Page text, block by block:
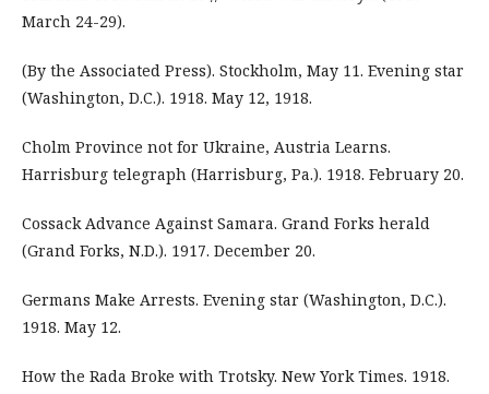
March 24-29).
(By the Associated Press). Stockholm, May 11. Evening star
(Washington, D.C.). 1918. May 12, 1918.
Cholm Province not for Ukraine, Austria Learns.
Harrisburg telegraph (Harrisburg, Pa.). 1918. February 20.
Cossack Advance Against Samara. Grand Forks herald
(Grand Forks, N.D.). 1917. December 20.
Germans Make Arrests. Evening star (Washington, D.C.).
1918. May 12.
How the Rada Broke with Trotsky. New York Times. 1918.